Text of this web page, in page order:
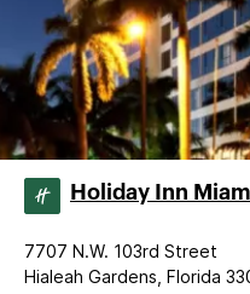
Holiday Inn
7707 N.W. 103rd Street
Hialeah Gardens, Florida